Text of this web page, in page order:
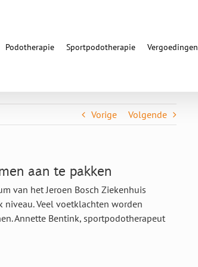
Podotherapie Sportpodotherapie Vergoedingen
Vorige Volgende
aan te pakken
van het Jeroen Bosch Ziekenhuis
Veel voetklachten worden
Annette Bentink, sportpodotherapeut